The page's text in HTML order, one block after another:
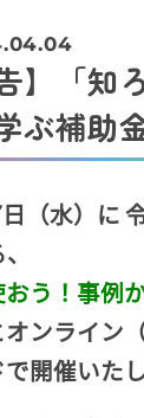
】「知
ぶ補助
（水）に
おう！事例
ンライン
開催いた